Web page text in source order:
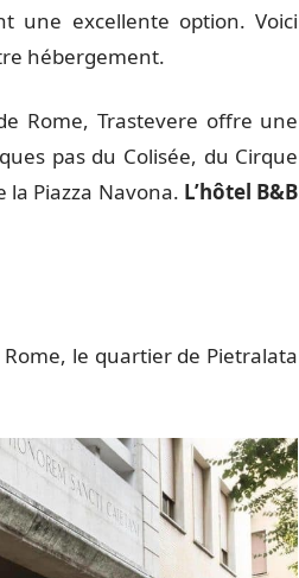
une excellente option. Voici
hébergement.
Rome, Trastevere offre une
pas du Colisée, du Cirque
la Piazza Navona. L’hôtel B&B
le quartier de Pietralata